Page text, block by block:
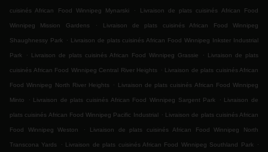
cuisinés African Food Winnipeg Mynarski . Livraison de plats cuisinés African Food
Winnipeg Mission Gardens . Livraison de plats cuisinés African Food Winnipeg
Shaughnessy Park . Livraison de plats cuisinés African Food Winnipeg Inkster Industrial
Park . Livraison de plats cuisinés African Food Winnipeg Grassie . Livraison de plats
cuisinés African Food Winnipeg Central River Heights . Livraison de plats cuisinés African
Food Winnipeg North River Heights . Livraison de plats cuisinés African Food Winnipeg
Minto . Livraison de plats cuisinés African Food Winnipeg Sargent Park . Livraison de
plats cuisinés African Food Winnipeg Pacific Industrial . Livraison de plats cuisinés African
Food Winnipeg Weston . Livraison de plats cuisinés African Food Winnipeg North
Transcona Yards . Livraison de plats cuisinés African Food Winnipeg Southland Park .